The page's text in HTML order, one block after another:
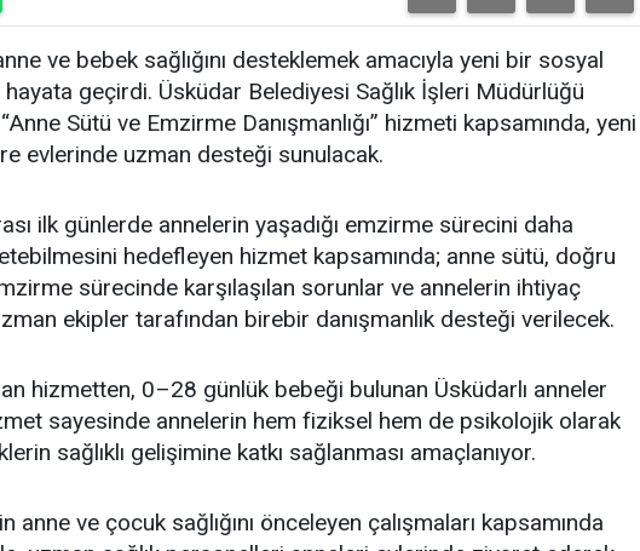
ve bebek sağlığını desteklemek amacıyla yeni bir sosyal
geçirdi. Üsküdar Belediyesi Sağlık İşleri Müdürlüğü
Sütü ve Emzirme Danışmanlığı” hizmeti kapsamında, yeni
evlerinde uzman desteği sunulacak.
ilk günlerde annelerin yaşadığı emzirme sürecini daha
hedefleyen hizmet kapsamında; anne sütü, doğru
sürecinde karşılaşılan sorunlar ve annelerin ihtiyaç
ekipler tarafından birebir danışmanlık desteği verilecek.
hizmetten, 0–28 günlük bebeği bulunan Üsküdarlı anneler
sayesinde annelerin hem fiziksel hem de psikolojik olarak
sağlıklı gelişimine katkı sağlanması amaçlanıyor.
anne ve çocuk sağlığını önceleyen çalışmaları kapsamında